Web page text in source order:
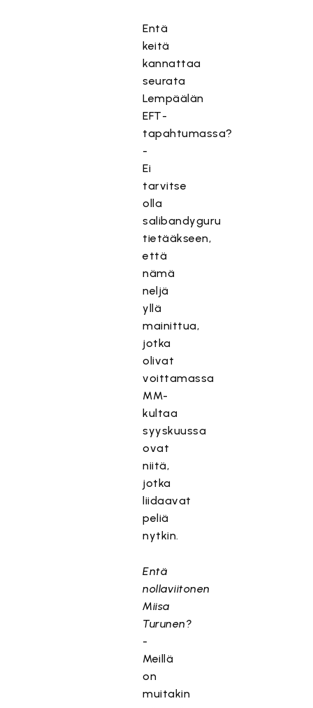
Entä
keitä
kannattaa
seurata
Lempäälän
EFT-
tapahtumassa?
-
Ei
tarvitse
olla
salibandyguru
tietääkseen,
että
nämä
neljä
yllä
mainittua,
jotka
olivat
voittamassa
MM-
kultaa
syyskuussa
ovat
niitä,
jotka
liidaavat
peliä
nytkin.
Entä
nollaviitonen
Miisa
Turunen?
-
Meillä
on
muitakin